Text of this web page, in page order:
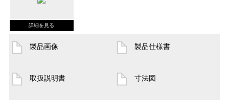
製品画像 製品仕様書
取扱説明書 寸法図